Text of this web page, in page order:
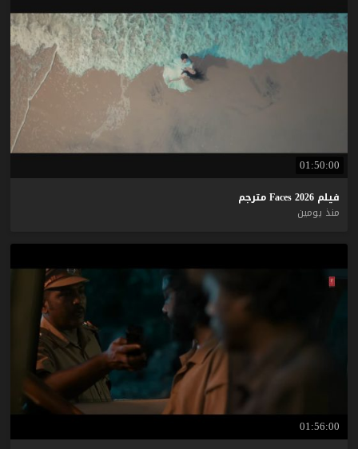
01:50:00
فيلم Faces 2026
مترجم
منذ يومين
01:56:00